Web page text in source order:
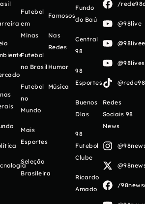
Futebol
em
Minas
Futebol
no Brasil
Futebol
no
Mundo
Mais
Esportes
Seleção
Brasileira
Famosos
Nas
Redes
Humor
Música
Fundo
do Baú
Central
98
98
Esportes
Buenos
Días
98
Futebol
Clube
Ricardo
Amado
/
@98live
Redes
Sociais 98
News
/